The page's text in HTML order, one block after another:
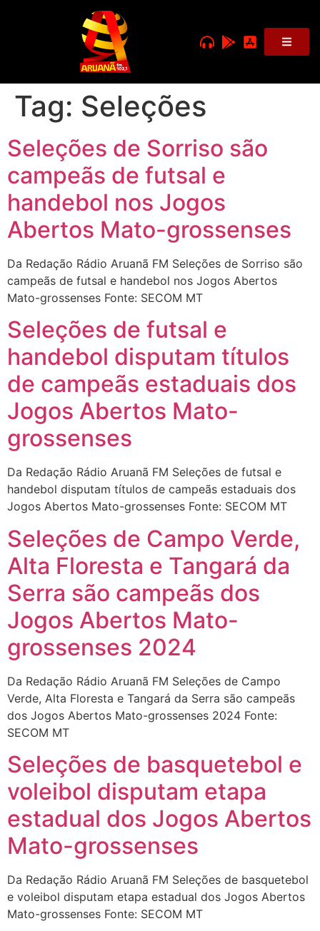
Tag: Seleções
Seleções de Sorriso são
campeãs de futsal e
handebol nos Jogos
Abertos Mato-grossenses
Da Redação Rádio Aruanã FM Seleções de Sorriso são
campeãs de futsal e handebol nos Jogos Abertos
Mato-grossenses Fonte: SECOM MT
Seleções de futsal e
handebol disputam títulos
de campeãs estaduais dos
Jogos Abertos Mato-
grossenses
Da Redação Rádio Aruanã FM Seleções de futsal e
handebol disputam títulos de campeãs estaduais dos
Jogos Abertos Mato-grossenses Fonte: SECOM MT
Seleções de Campo Verde,
Alta Floresta e Tangará da
Serra são campeãs dos
Jogos Abertos Mato-
grossenses 2024
Da Redação Rádio Aruanã FM Seleções de Campo
Verde, Alta Floresta e Tangará da Serra são campeãs
dos Jogos Abertos Mato-grossenses 2024 Fonte:
SECOM MT
Seleções de basquetebol e
voleibol disputam etapa
estadual dos Jogos Abertos
Mato-grossenses
Da Redação Rádio Aruanã FM Seleções de basquetebol
e voleibol disputam etapa estadual dos Jogos Abertos
Mato-grossenses Fonte: SECOM MT